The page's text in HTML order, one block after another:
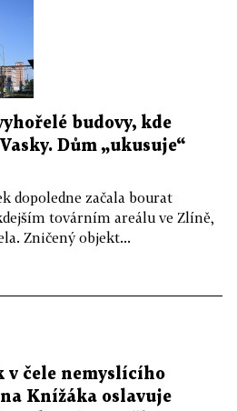
budovy, kde
Dům „ukusuje“
dopoledne začala bourat
továrním areálu ve Zlíně,
Zničený objekt...
v čele nemyslícího
Knížáka oslavuje